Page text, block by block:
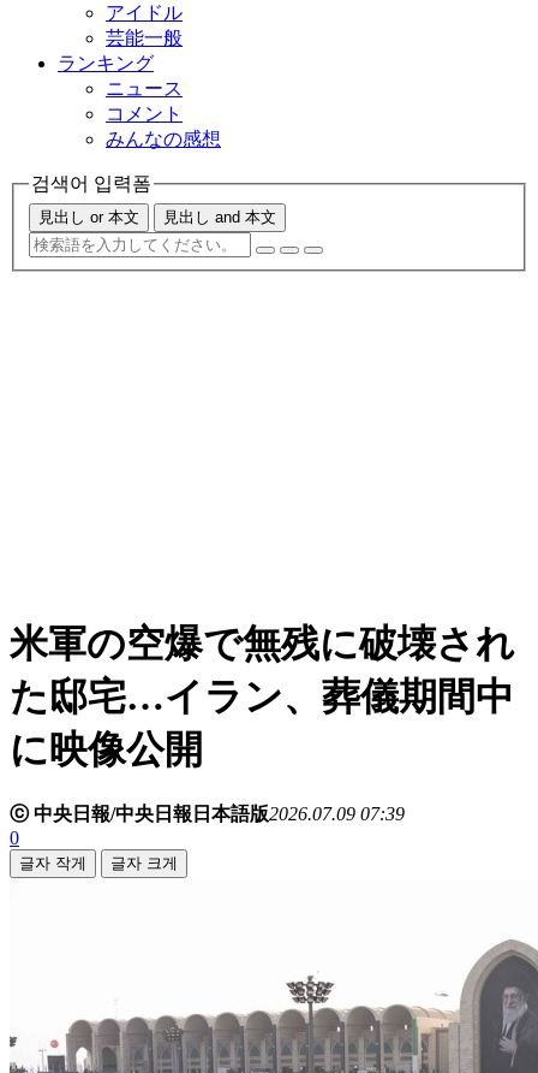
アイドル
芸能一般
ランキング
ニュース
コメント
みんなの感想
검색어 입력폼
見出し or 本文 見出し and 本文
米軍の空爆で無残に破壊され
た邸宅…イラン、葬儀期間中
に映像公開
ⓒ 中央日報/中央日報日本語版2026.07.09 07:39
0
글자 작게 글자 크게